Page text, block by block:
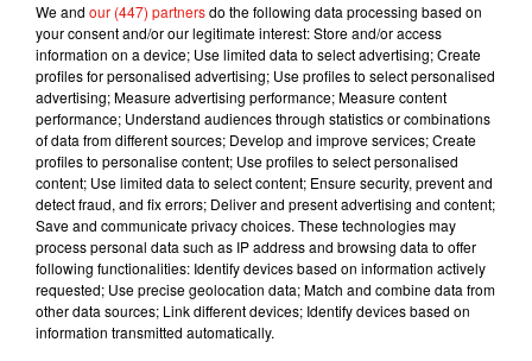
Voir cette publication sur Instagram
Une publication partagée par KohLantaTF1 (@kohlantatf1)
Pour rappel, la production de l’émission a récemment révélé
la date de l’épreuve d’orientation. Ainsi, les téléspectateurs
auront le plaisir de voir les cinq finalistes deKoh-Lanta, les 4
Terress’affronter le vendredi 27 novembre
prochain.Néanmoins, comme c'était déjà le cas pour la
saison précédente,l’épreuve des poteaux et le verdict du jury
final ne seront pas diffusés le même soir que l’épreuve
d’orientation. En effet, la finale sera coupée en deux et les
We and our (447) partnersdo the following data processing based on
your consent and/or our legitimate interest: Store and/or access
information on a device; Use limited data to select advertising; Create
profiles for personalised advertising; Use profiles to select personalised
advertising; Measure advertising performance; Measure content
performance; Understand audiences through statistics or combinations
of data from different sources; Develop and improve services; Create
profiles to personalise content; Use profiles to select personalised
content; Use limited data to select content; Ensure security, prevent and
detect fraud, and fix errors; Deliver and present advertising and content;
Save and communicate privacy choices. These technologies may
process personal data such as IP address and browsing data to offer
following functionalities: Identify devices based on information actively
requested; Use precise geolocation data; Match and combine data from
other data sources; Link different devices; Identify devices based on
information transmitted automatically.